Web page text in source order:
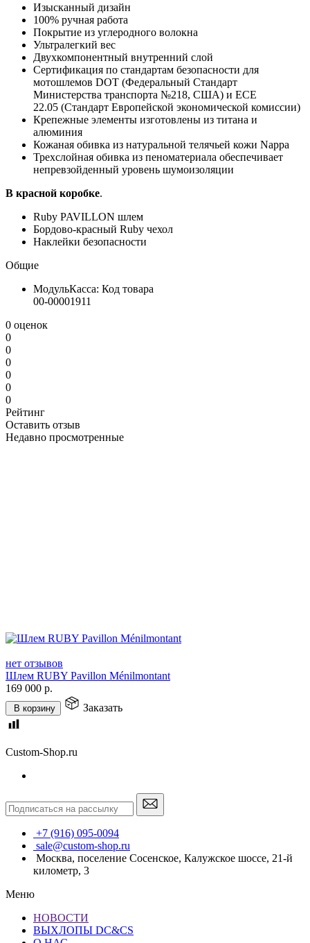
Изысканный дизайн
100% ручная работа
Покрытие из углеродного волокна
Ультралегкий вес
Двухкомпонентный внутренний слой
Сертификация по стандартам безопасности для
мотошлемов DOT (Федеральный Стандарт
Министерства транспорта №218, США) и ECE
22.05 (Стандарт Европейской экономической комиссии)
Крепежные элементы изготовлены из титана и
алюминия
Кожаная обивка из натуральной телячьей кожи Nappa
Трехслойная обивка из пеноматериала обеспечивает
непревзойденный уровень шумоизоляции
В красной коробке.
Ruby PAVILLON шлем
Бордово-красный Ruby чехол
Наклейки безопасности
Общие
МодульКасса: Код товара
00-00001911
0 оценок
0
0
0
0
0
0
Рейтинг
Оставить отзыв
Недавно просмотренные
нет отзывов
Шлем RUBY Pavillon Ménilmontant
169 000 р.
В корзину Заказать
Custom-Shop.ru
+7 (916) 095-0094
sale@custom-shop.ru
Москва, поселение Сосенское, Калужское шоссе, 21-й
километр, 3
Меню
НОВОСТИ
ВЫХЛОПЫ DC&CS